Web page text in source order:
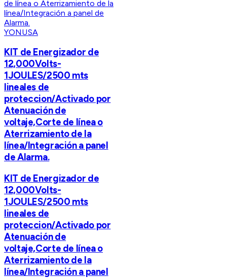
YONUSA
KIT de Energizador de
12,000Volts-
1JOULES/2500 mts
lineales de
proteccion/Activado por
Atenuación de
voltaje,Corte de línea o
Aterrizamiento de la
línea/Integración a panel
de Alarma.
KIT de Energizador de
12,000Volts-
1JOULES/2500 mts
lineales de
proteccion/Activado por
Atenuación de
voltaje,Corte de línea o
Aterrizamiento de la
línea/Integración a panel